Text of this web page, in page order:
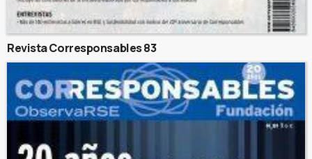
Revista Corresponsables 83